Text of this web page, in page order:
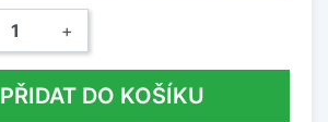
+
PŘIDAT DO KOŠÍKU